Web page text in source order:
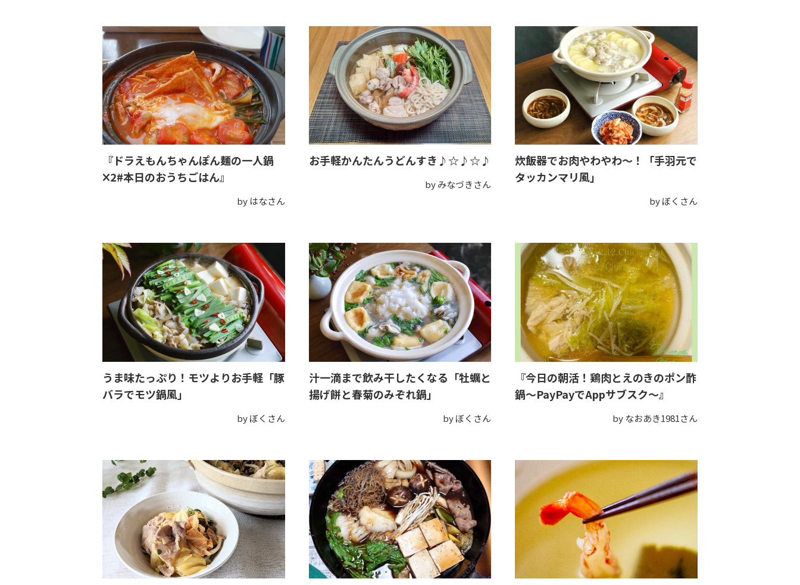
『ドラえもんちゃんぽん麺の一人鍋
✕2#本日のおうちごはん』
by はなさん
お手軽かんたんうどんすき♪☆♪☆♪
by みなづきさん
炊飯器でお肉やわやわ～！「手羽元で
タッカンマリ風」
by ぼくさん
うま味たっぷり！モツよりお手軽「豚
バラでモツ鍋風」
by ぼくさん
汁一滴まで飲み干したくなる「牡蠣と
揚げ餅と春菊のみぞれ鍋」
by ぼくさん
『今日の朝活！鶏肉とえのきのポン酢
鍋〜PayPayでAppサブスク〜』
by なおあき1981さん